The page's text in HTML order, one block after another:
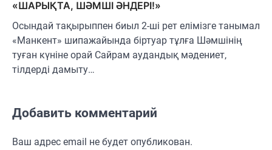
«ШАРЫҚТА, ШӘМШІ ӘНДЕРІ!»
Осындай тақырыппен биыл 2-ші рет елімізге танымал
«Манкент» шипажайында біртуар тұлға Шәмшінің
туған күніне орай Сайрам аудандық мәдениет,
тілдерді дамыту…
Добавить комментарий
Ваш адрес email не будет опубликован.